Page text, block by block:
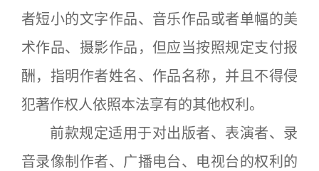
者短小的文字作品、音乐作品或者单幅的美
术作品、摄影作品，但应当按照规定支付报
酬，指明作者姓名、作品名称，并且不得侵
犯著作权人依照本法享有的其他权利。
前款规定适用于对出版者、表演者、录
音录像制作者、广播电台、电视台的权利的